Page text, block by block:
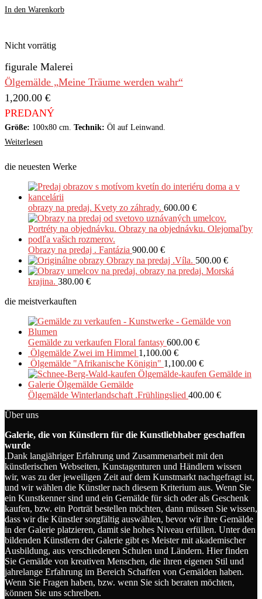
In den Warenkorb
Nicht vorrätig
figurale Malerei
Ölgemälde „Meine Träume werden wahr“
1,200.00 €
PREDANÝ
Größe: 100x80 cm. Technik: Öl auf Leinwand.
Weiterlesen
die neuesten Werke
obrazy na predaj. Kvety zo záhrady. 600.00 €
Obrazy na predaj . Fantázia 900.00 €
Obrazy na predaj .Víla. 500.00 €
obrazy na predaj. Morská
krajina. 380.00 €
die meistverkauften
Gemälde zu verkaufen Floral fantasy 600.00 €
Ölgemälde Zwei im Himmel 1,100.00 €
Ölgemälde "Afrikanische Königin" 1,100.00 €
Ölgemälde Winterlandschaft .Frühlingslied 400.00 €
Über uns
Galerie, die von Künstlern für die Kunstliebhaber geschaffen
wurde
.Dank langjähriger Erfahrung und Zusammenarbeit mit den
künstlerischen Webseiten, Kunstagenturen und Händlern wissen
wir, was zu der jeweiligen Zeit auf dem Kunstmarkt nachgefragt ist,
und wir wählen die Künstler nach diesem Kriterium aus. Wenn Sie
ein Kunstkenner sind und ein Gemälde für sich oder als Geschenk
kaufen, bzw. ein Porträt bestellen möchten, dann müssen Sie wissen,
dass wir die Künstler sorgfältig auswählen, bevor wir ihre Gemälde
in der Galerie platzieren, damit sie hohes Niveau erfüllen. Unter den
bildenden Künstlern der Galerie gibt es Meister mit akademischer
Ausbildung, aus verschiedenen Schulen und Ländern. Hier finden
Sie Gemälde von kreativen Menschen, die ihren eigenen Stil und
jahrelange Erfahrung im Bereich Schaffen von Gemälden haben.
Wenn Sie Fragen haben, bzw. wenn Sie sich beraten möchten,
können Sie uns schreiben.